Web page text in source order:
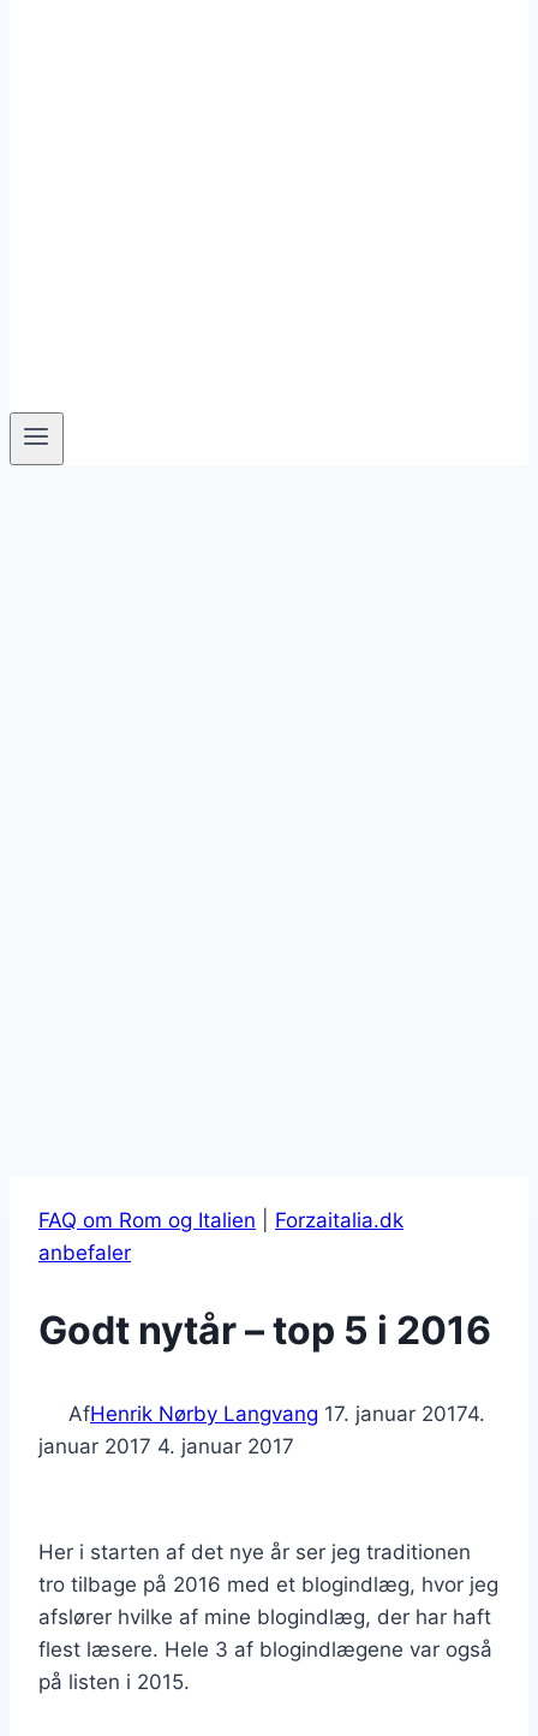
FAQ om Rom og Italien
Forzaitalia.dk
anbefaler
Godt nytår – top 5 i 2016
AfHenrik Nørby Langvang 17. januar 20174.
januar 2017 4. januar 2017
Her i starten af det nye år ser jeg traditionen
tro tilbage på 2016 med et blogindlæg, hvor jeg
afslører hvilke af mine blogindlæg, der har haft
flest læsere. Hele 3 af blogindlægene var også
på listen i 2015.